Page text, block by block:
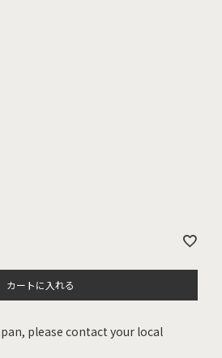
カートに入れる
please contact your local